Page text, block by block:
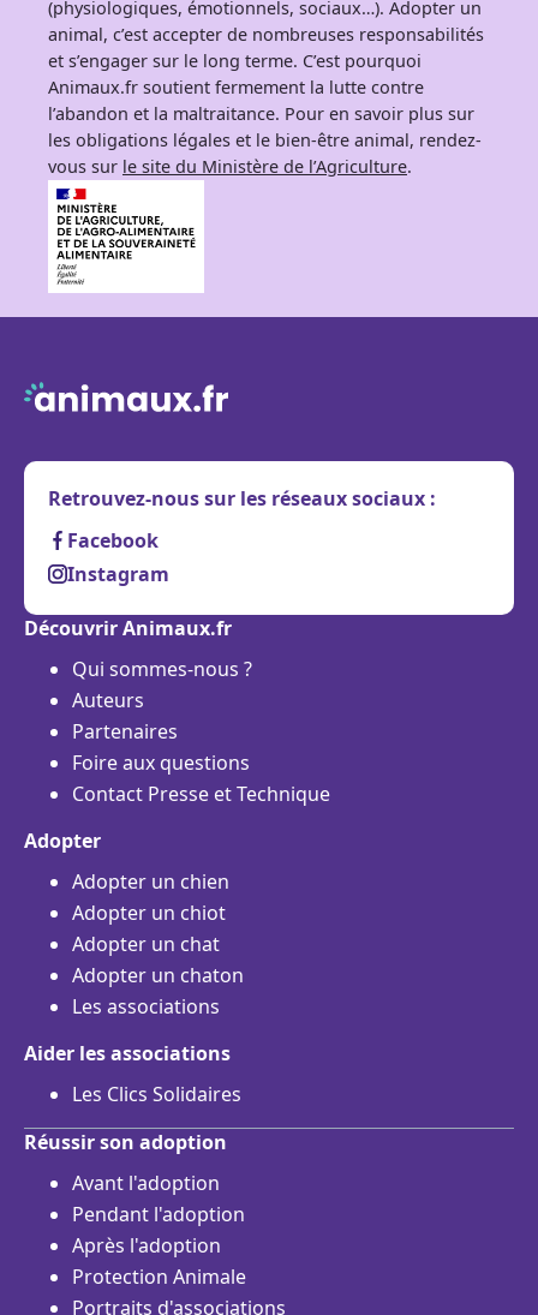
(physiologiques, émotionnels, sociaux…). Adopter un
animal, c’est accepter de nombreuses responsabilités
et s’engager sur le long terme. C’est pourquoi
Animaux.fr soutient fermement la lutte contre
l’abandon et la maltraitance. Pour en savoir plus sur
les obligations légales et le bien-être animal, rendez-
vous sur le site du Ministère de l’Agriculture.
Retrouvez-nous sur les réseaux sociaux :
Facebook
Instagram
Découvrir Animaux.fr
Qui sommes-nous ?
Auteurs
Partenaires
Foire aux questions
Contact Presse et Technique
Adopter
Adopter un chien
Adopter un chiot
Adopter un chat
Adopter un chaton
Les associations
Aider les associations
Les Clics Solidaires
Réussir son adoption
Avant l'adoption
Pendant l'adoption
Après l'adoption
Protection Animale
Portraits d'associations